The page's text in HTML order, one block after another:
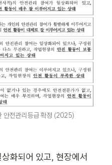
안전관리등급 확정 (2025)
화되어 있고, 현장에서